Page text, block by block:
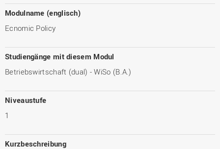
Modulname (englisch)
Ecnomic Policy
Studiengänge mit diesem Modul
Betriebswirtschaft (dual) - WiSo (B.A.)
Niveaustufe
1
Kurzbeschreibung